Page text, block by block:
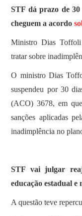
STF dá prazo de
cheguem a acordo
Ministro Dias Toffoli
tratar sobre
O ministro Dias
suspendeu por 30
(ACO) 3678, em
sanções aplicadas
inadimplência no
STF vai julgar
educação estadual
A questão teve